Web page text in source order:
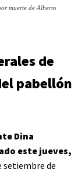
muerte de Alberto
de
pabellón
Dina
este jueves,
setiembre de